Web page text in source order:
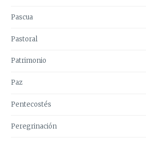
Pascua
Pastoral
Patrimonio
Paz
Pentecostés
Peregrinación